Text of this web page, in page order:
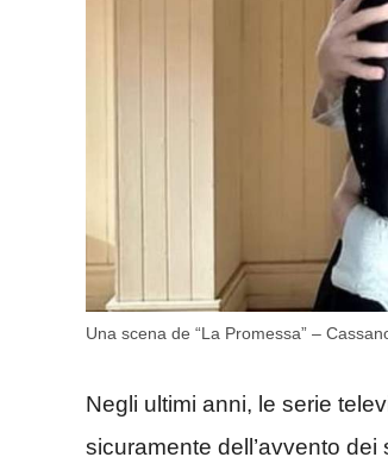
Una scena de “La Promessa” –
Negli ultimi anni, le serie
sicuramente dell’avvento